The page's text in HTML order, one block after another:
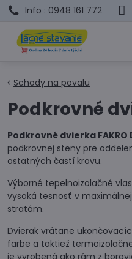
Info : 0948 161 772
Schody na povalu
Podkrovné
Podkrovné dvierka FAKRO
podkrovnej steny pre
ostatných častí krovu.
Výborné tepelnoizolačné
vysoká tesnosť v
stratám.
Dvierak vrátane
farbe a taktiež
je vyrobená ako rám z